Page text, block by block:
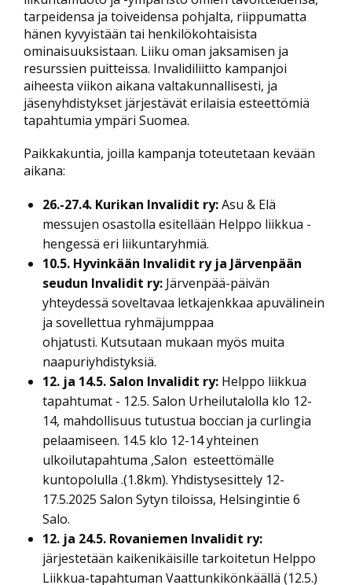
tarpeidensa ja toiveidensa pohjalta, riippumatta
hänen kyvyistään tai henkilökohtaisista
ominaisuuksistaan. Liiku oman jaksamisen ja
resurssien puitteissa. Invalidiliitto kampanjoi
aiheesta viikon aikana valtakunnallisesti, ja
jäsenyhdistykset järjestävät erilaisia esteettömiä
tapahtumia ympäri Suomea.
Paikkakuntia, joilla kampanja toteutetaan kevään
aikana:
26.-27.4. Kurikan Invalidit ry:Asu & Elä
messujen osastolla esitellään Helppo liikkua -
hengessä eri liikuntaryhmiä.
10.5. Hyvinkään Invalidit ry ja Järvenpään
seudun Invalidit ry: Järvenpää-päivän
yhteydessä soveltavaa letkajenkkaa apuvälinein
ja sovellettua ryhmäjumppaa
ohjatusti. Kutsutaan mukaan myös muita
naapuriyhdistyksiä.
12. ja 14.5. Salon Invalidit ry: Helppo liikkua
tapahtumat - 12.5. Salon Urheilutalolla klo 12-
14, mahdollisuus tutustua boccian ja curlingia
pelaamiseen. 14.5 klo 12-14 yhteinen
ulkoilutapahtuma ,Salon esteettömälle
kuntopolulla .(1.8km). Yhdistysesittely 12-
17.5.2025 Salon Sytyn tiloissa, Helsingintie 6
Salo.
12. ja 24.5. Rovaniemen Invalidit ry:
järjestetään kaikenikäisille tarkoitetun Helppo
Liikkua-tapahtuman Vaattunkikönkäällä (12.5.)